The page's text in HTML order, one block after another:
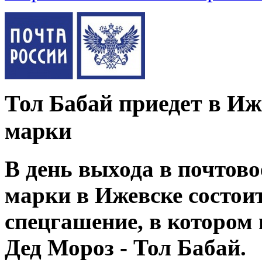
Тол Бабай приедет в
марки
В день выхода в
марки в Ижевске
спецгашение, в
Дед Мороз - Тол Бабай.